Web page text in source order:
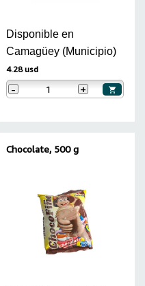
Disponible en
Camagüey (Municipio)
4.28 usd
- +
Chocolate, 500 g